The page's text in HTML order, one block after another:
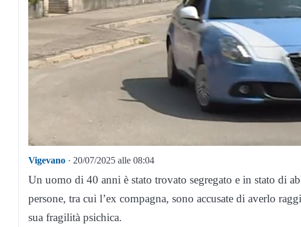
Vigevano · 20/07/2025 alle 08:04
Un uomo di 40 anni è stato trovato segregato e in stato di
persone, tra cui l’ex compagna, sono accusate di averlo
sua fragilità psichica.